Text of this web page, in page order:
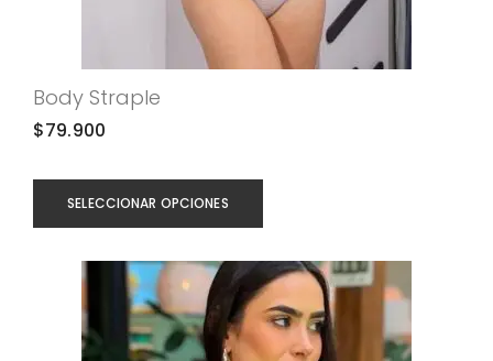
Body Straple
$79.900
SELECCIONAR OPCIONES